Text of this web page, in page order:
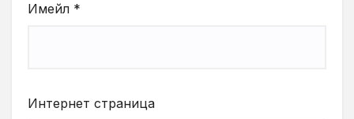
Имейл *
Интернет страница